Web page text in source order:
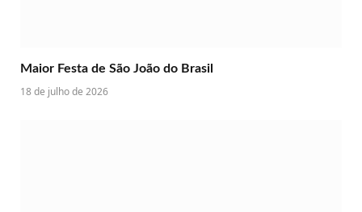
Maior Festa de São João do Brasil
18 de julho de 2026